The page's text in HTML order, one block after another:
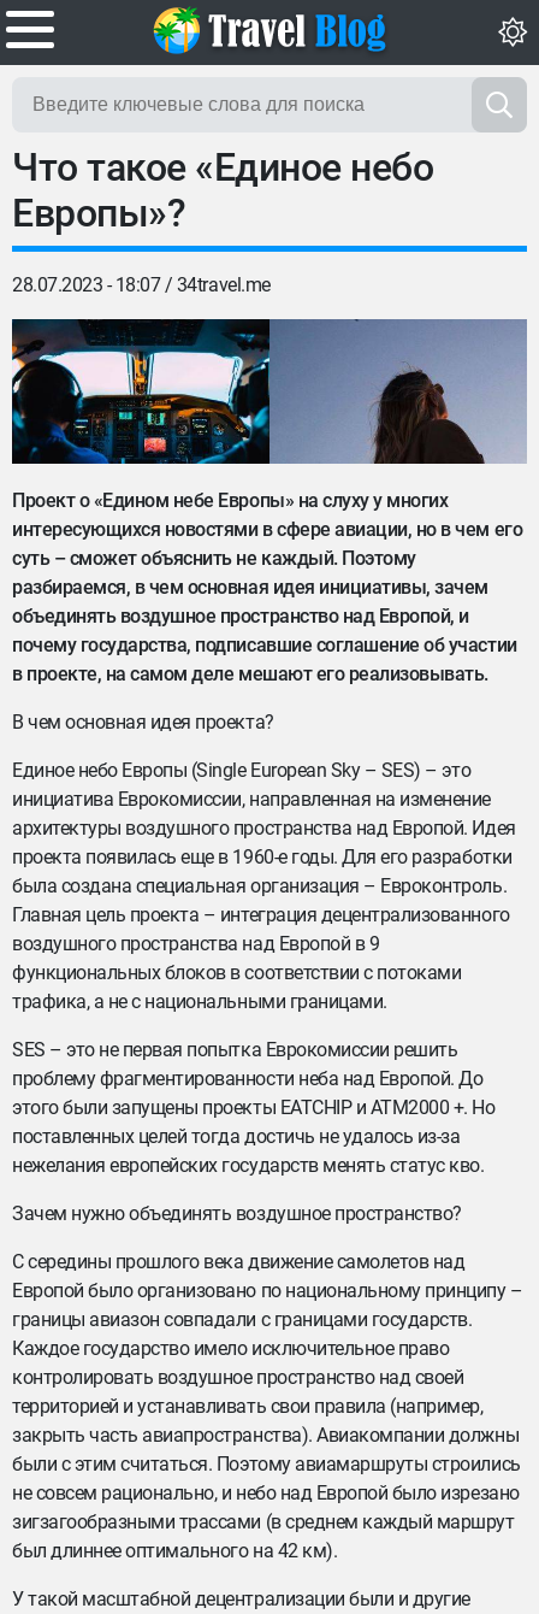
Что такое «Единое небо
Европы»?
28.07.2023 - 18:07 / 34travel.me
Проект о «Едином небе Европы» на слуху у многих
интересующихся новостями в сфере авиации, но в чем его
суть – сможет объяснить не каждый. Поэтому
разбираемся, в чем основная идея инициативы, зачем
объединять воздушное пространство над Европой, и
почему государства, подписавшие соглашение об участии
в проекте, на самом деле мешают его реализовывать.
В чем основная идея проекта?
Единое небо Европы (Single European Sky – SES) – это
инициатива Еврокомиссии, направленная на изменение
архитектуры воздушного пространства над Европой. Идея
проекта появилась еще в 1960-е годы. Для его разработки
была создана специальная организация – Евроконтроль.
Главная цель проекта – интеграция децентрализованного
воздушного пространства над Европой в 9
функциональных блоков в соответствии с потоками
трафика, а не с национальными границами.
SES – это не первая попытка Еврокомиссии решить
проблему фрагментированности неба над Европой. До
этого были запущены проекты EATCHIP и ATM2000 +. Но
поставленных целей тогда достичь не удалось из-за
нежелания европейских государств менять статус кво.
Зачем нужно объединять воздушное пространство?
С середины прошлого века движение самолетов над
Европой было организовано по национальному принципу –
границы авиазон совпадали с границами государств.
Каждое государство имело исключительное право
контролировать воздушное пространство над своей
территорией и устанавливать свои правила (например,
закрыть часть авиапространства). Авиакомпании должны
были с этим считаться. Поэтому авиамаршруты строились
не совсем рационально, и небо над Европой было изрезано
зигзагообразными трассами (в среднем каждый маршрут
был длиннее оптимального на 42 км).
У такой масштабной децентрализации были и другие